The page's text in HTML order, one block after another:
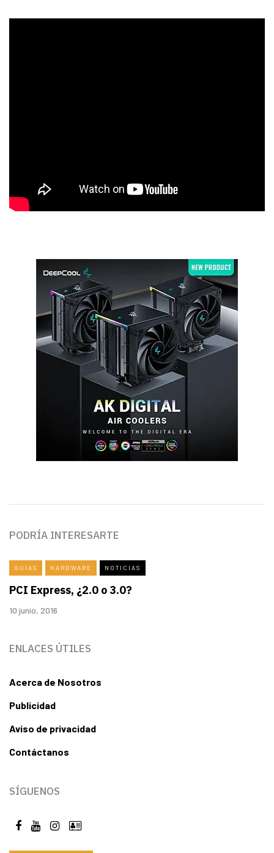
PODRÍA INTERESARTE
GUÍAS HARDWARE NOTICIAS
PCI Express, ¿2.0 o 3.0?
10 junio, 2016
ENLACES ÚTILES
Acerca de Nosotros
Publicidad
Aviso de privacidad
Contáctanos
SÍGUENOS